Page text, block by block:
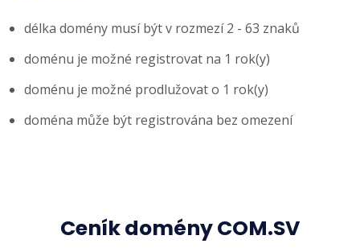
délka domény musí být v rozmezí 2 - 63 znaků
doménu je možné registrovat na 1 rok(y)
doménu je možné prodlužovat o 1 rok(y)
doména může být registrována bez omezení
Ceník domény COM.SV